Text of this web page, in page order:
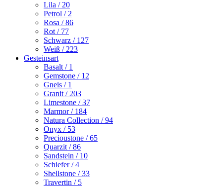
Lila / 20
Petrol / 2
Rosa / 86
Rot / 77
Schwarz / 127
Weiß / 223
Gesteinsart
Basalt / 1
Gemstone / 12
Gneis / 1
Granit / 203
Limestone / 37
Marmor/ 184
Natura Collection / 94
Onyx / 53
Precioustone / 65
Quarzit / 86
Sandstein / 10
Schiefer/ 4
Shellstone / 33
Travertin / 5